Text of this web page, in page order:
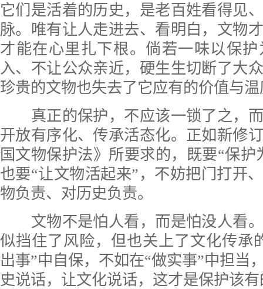
它们是活着的历史，是老百姓看得见
脉。唯有让人走进去、看明白，文物
才能在心里扎下根。倘若一味以保
入、不让公众亲近，硬生生切断了大
珍贵的文物也失去了它应有的价值与
真正的保护，不应该一锁了之，而
开放有序化、传承活态化。正如新修
国文物保护法》所要求的，既要“保护
也要“让文物活起来”，不妨把门打开
物负责、对历史负责。
文物不是怕人看，而是怕没人看。
似挡住了风险，但也关上了文化传承
出事”中自保，不如在“做实事”中担当
史说话，让文化说话，这才是保护该